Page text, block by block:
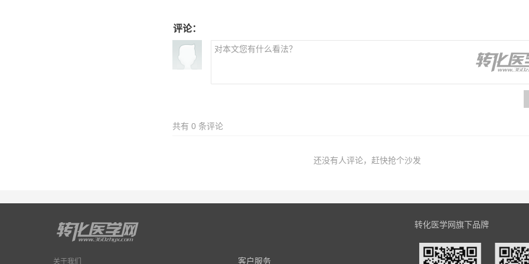
评论：
共有 0 条评论
还没有人评论，赶快抢个沙发
关于我们 客户服务
转化医学网旗下品牌